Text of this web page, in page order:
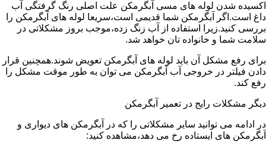
اکسیده شدن لوله های مسی آبگرمکن علت اصلی رنگ گرفتگی آب
داغ است.اگر آبگرمکن شما قدیمی است،سریعا لوله های آبگرمکن را
بررسی کنید.زیرا استفاده از آب زنگ زده،موجب بروز مشکلاتی در
سلامت شما و خانواده تان خواهد شد.
برای رفع مشکل آن باید لوله های آبگرمکن تعویض شوند.همچنین قرار
دادن فیلتر در خروجی آب آبگرمکن می توان به طور موقت مشکل را
رفع کند.
دیگر مشکلات رایج در تعمیر آبگرمکن
در ادامه می توانید سایر مشکلاتی را که در آبگرمکن های دیواری و
آبگرمکن های ایستاده رخ می دهد،مشاهده کنید: